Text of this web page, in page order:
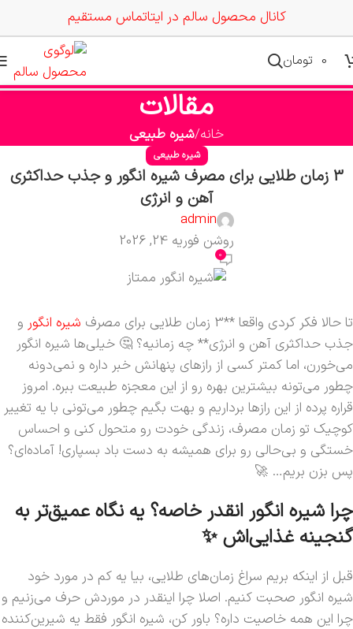
کانال محصول سالم در ایتاتماس مستقیم
0 تومان
مقالات
خانه شیره طبیعی
شیره طبیعی
3 زمان طلایی برای مصرف شیره انگور و جذب حداکثری
آهن و انرژی
admin
روشن فوریه 24, 2026
0
تا حالا فکر کردی واقعا **3 زمان طلایی برای مصرف شیره انگور و
جذب حداکثری آهن و انرژی** چه زمانیه؟ 🤔 خیلی‌ها شیره انگور
می‌خورن، اما کمتر کسی از رازهای پنهانش خبر داره و نمی‌دونه
چطور می‌تونه بیشترین بهره رو از این معجزه طبیعت ببره. امروز
قراره پرده از این رازها برداریم و بهت بگیم چطور می‌تونی با یه تغییر
کوچیک تو زمان مصرف، زندگی خودت رو متحول کنی و احساس
خستگی و بی‌حالی رو برای همیشه به دست باد بسپاری! آماده‌ای؟
پس بزن بریم… 🚀
چرا شیره انگور انقدر خاصه؟ یه نگاه عمیق‌تر به
گنجینه غذایی‌اش ✨
قبل از اینکه بریم سراغ زمان‌های طلایی، بیا یه کم در مورد خود
شیره انگور صحبت کنیم. اصلا چرا اینقدر در موردش حرف می‌زنیم و
چرا این همه خاصیت داره؟ باور کن، شیره انگور فقط یه شیرین‌کننده